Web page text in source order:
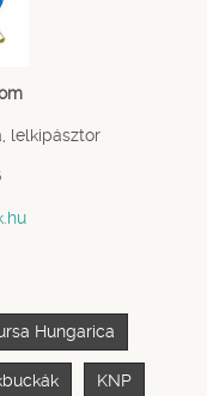
lelkipásztor
Hungarica
KNP